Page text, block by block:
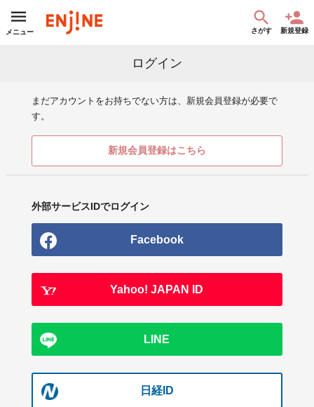
メニュー さがす 新規登録
ログイン
まだアカウントをお持ちでない方は、新規会員登録が必要で
す。
新規会員登録はこちら
外部サービスIDでログイン
Facebook
Yahoo! JAPAN ID
LINE
日経ID